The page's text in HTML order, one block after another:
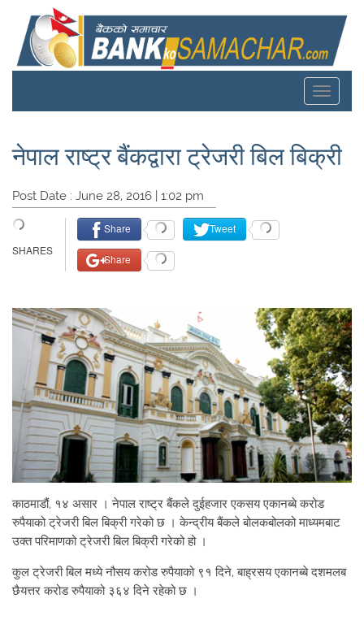
Toggle
नेपाल राष्ट्र बैंकद्वारा ट्रेजरी बिल बिक्री
Post Date : June 28, 2016 | 1:02 pm
Share Tweet
Share
काठमाडौं, १४ असार । नेपाल राष्ट्र बैंकले दुईहजार एकसय एकानब्बे करोड
रुपैयाको ट्रेजरी बिल बिक्री गरेको छ । केन्द्रीय बैंकले बोलकबोलको माध्यमबाट
उक्त परिमाणको ट्रेजरी बिल बिक्री गरेको हो ।
कुल ट्रेजरी बिल मध्ये नौसय करोड रुपैयाको ९१ दिने, बाह्रसय एकानब्बे दशमलब
छैयत्तर करोड रुपैयाको ३६४ दिने रहेको छ ।